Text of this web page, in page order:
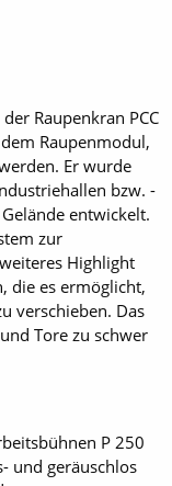
Raupenkran PCC
Raupenmodul,
Er wurde
bzw. -
entwickelt.
zur
Highlight
die es ermöglicht,
verschieben. Das
Tore zu schwer
P 250
und geräuschlos